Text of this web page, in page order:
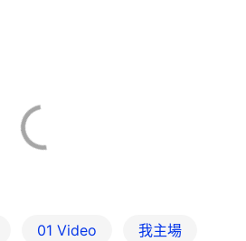
01 Video 我主場